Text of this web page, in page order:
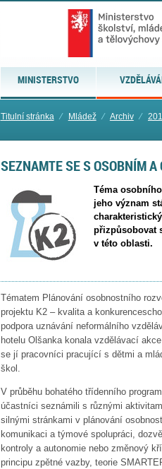
MINISTERSTVO
Titulní stránka ⁄ Mládež ⁄ Archiv ⁄
SEZNAMTE SE S OSOBNÍM
Téma
jeho význam
přizpůsobovat
v této oblasti.
Tématem Plánování osobnostního
projektu K2 – kvalita a
podpora uznávání neformálního
hotelu Olšanka konala vzdělávací
se jí pracovníci pracující s dětmi a
škol.
V průběhu bohatého třídenního
účastníci seznámili s různými
silnými stránkami v plánování
komunikaci a týmové spolupráci,
kontroly a autonomie nebo změnový
principu zpětné vazby, teorie